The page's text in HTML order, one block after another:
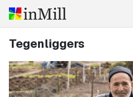
Tegenliggers